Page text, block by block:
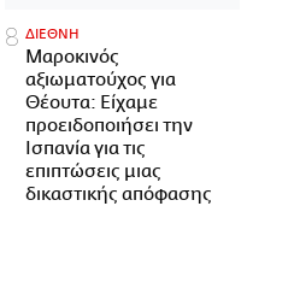
ΔΙΕΘΝΗ
Μαροκινός
αξιωματούχος για
Θέουτα: Είχαμε
προειδοποιήσει την
Ισπανία για τις
επιπτώσεις μιας
δικαστικής απόφασης